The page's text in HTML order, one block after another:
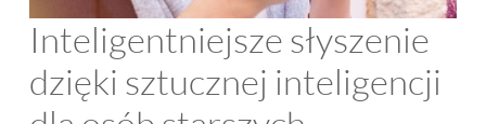
Inteligentniejsze słyszenie
dzięki sztucznej inteligencji